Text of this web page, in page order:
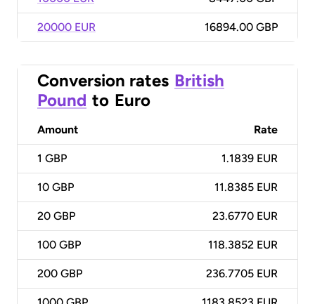
20000 EUR 16894.00 GBP
Conversion rates British
Pound to Euro
Amount Rate
1 GBP 1.1839 EUR
10 GBP 11.8385 EUR
20 GBP 23.6770 EUR
100 GBP 118.3852 EUR
200 GBP 236.7705 EUR